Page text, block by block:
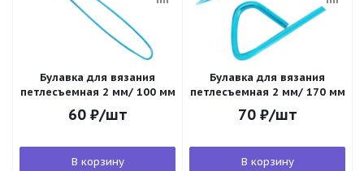
Булавка для вязания
петлесъемная 2 мм/ 100 мм
60₽/шт
В корзину
Булавка для вязания
петлесъемная 2 мм/ 170 мм
70₽/шт
В корзину